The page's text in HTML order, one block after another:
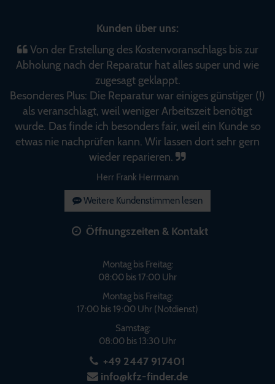
Kunden über uns:
Von der Erstellung des Kostenvoranschlags bis zur
Abholung nach der Reparatur hat alles super und wie
zugesagt geklappt.
Besonderes Plus: Die Reparatur war einiges günstiger (!)
als veranschlagt, weil weniger Arbeitszeit benötigt
wurde. Das finde ich besonders fair, weil ein Kunde so
etwas nie nachprüfen kann. Wir lassen dort sehr gern
wieder reparieren.
Herr Frank Herrmann
Weitere Kundenstimmen lesen
Öffnungszeiten & Kontakt
Montag bis Freitag:
08:00 bis 17:00 Uhr
Montag bis Freitag:
17:00 bis 19:00 Uhr (Notdienst)
Samstag:
08:00 bis 13:30 Uhr
+49 2447 917401
info@kfz-finder.de